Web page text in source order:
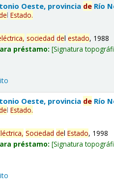
Oeste, provincia de Río
lEstado.
sociedad delestado, 1988
préstamo: Signatura
Oeste, provincia de Río
lEstado.
Sociedad delEstado, 1998
préstamo: Signatura